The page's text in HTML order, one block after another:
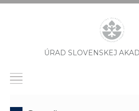
ÚRAD SLOVENSKEJ